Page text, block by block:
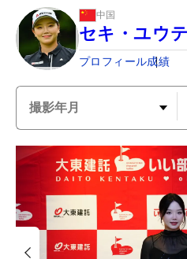
中国
セキ・ユウ
プロフィール成績